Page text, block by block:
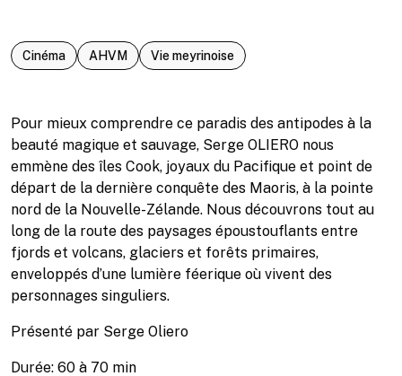
Cinéma AHVM Vie meyrinoise
Pour mieux comprendre ce paradis des antipodes à la
beauté magique et sauvage, Serge OLIERO nous
emmène des îles Cook, joyaux du Pacifique et point de
départ de la dernière conquête des Maoris, à la pointe
nord de la Nouvelle-Zélande. Nous découvrons tout au
long de la route des paysages époustouflants entre
fjords et volcans, glaciers et forêts primaires,
enveloppés d’une lumière féerique où vivent des
personnages singuliers.
Présenté par Serge Oliero
Durée: 60 à 70 min